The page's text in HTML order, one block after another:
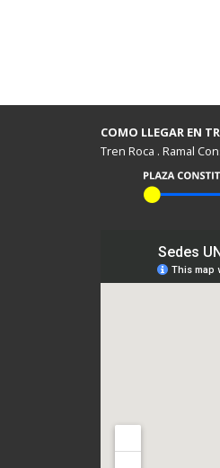
COMO LLEGAR EN
Tren Roca . Ramal